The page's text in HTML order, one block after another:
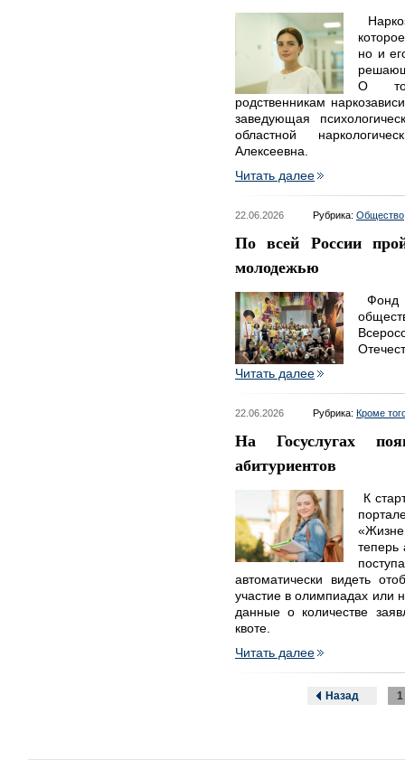
но и
О
родственникам
заведующая
областной
Алексеевна.
Читать далее
22.06.2026 Рубрика: Общество
По всей России
молодежью
Фонд
Читать далее
22.06.2026 Рубрика: Кроме
На Госуслугах
абитуриентов
К
теперь
автоматически видеть
участие в олимпиадах или
данные о количестве
квоте.
Читать далее
Назад 1